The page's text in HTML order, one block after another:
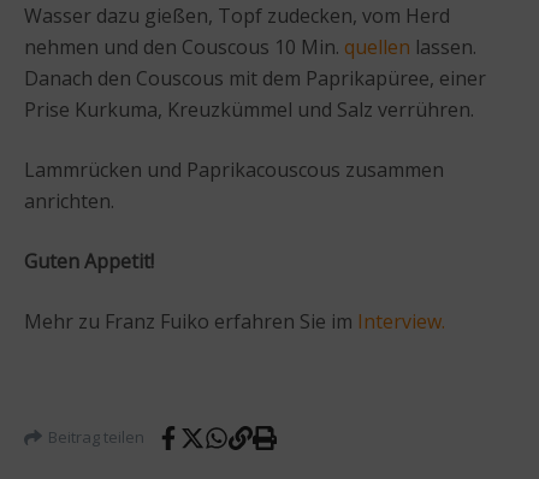
Wasser dazu gießen, Topf zudecken, vom Herd
nehmen und den Couscous 10 Min. quellen lassen.
Danach den Couscous mit dem Paprikapüree, einer
Prise Kurkuma, Kreuzkümmel und Salz verrühren.
Lammrücken und Paprikacouscous zusammen
anrichten.
Guten Appetit!
Mehr zu Franz Fuiko erfahren Sie im Interview.
Beitrag teilen